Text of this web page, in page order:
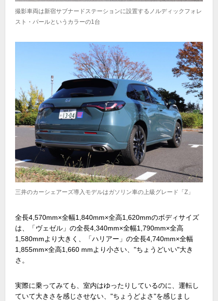
撮影車両は新宿サブナードステーションに設置するノルディックフォレ
スト・パールというカラーの1台
三井のカーシェアーズ導入モデルはガソリン車の上級グレード「Z」
全長4,570mm×全幅1,840mm×全高1,620mmのボディサイズ
は、「ヴェゼル」の全長4,340mm×全幅1,790mm×全高
1,580mmより大きく、「ハリアー」の全長4,740mm×全幅
1,855mm×全高1,660 mmより小さい、"ちょうどいい"大き
さ。
実際に乗ってみても、室内はゆったりしているのに、運転し
ていて大きさを感じさせない、"ちょうどよさ"を感じまし